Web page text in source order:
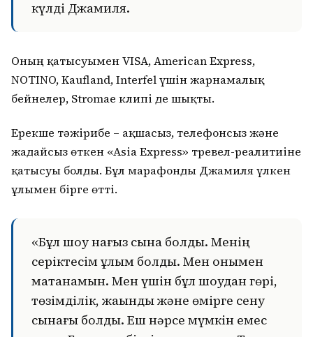
күлді Джамиля.
Оның қатысуымен VISA, American Express,
NOTINO, Kaufland, Interfel үшін жарнамалық
бейнелер, Stromae клипі де шықты.
Ерекше тәжірибе – ақшасыз, телефонсыз және
жағдайсыз өткен «Asia Express» тревел-реалитиіне
қатысуы болды. Бұл марафонды Джамиля үлкен
ұлымен бірге өтті.
«Бұл шоу нағыз сынақ болды. Менің
серіктесім ұлым болды. Мен онымен
мақтанамын. Мен үшін бұл шоудан гөрі,
төзімділік, жақындық және өмірге сену
сынағы болды. Еш нәрсе мүмкін емес